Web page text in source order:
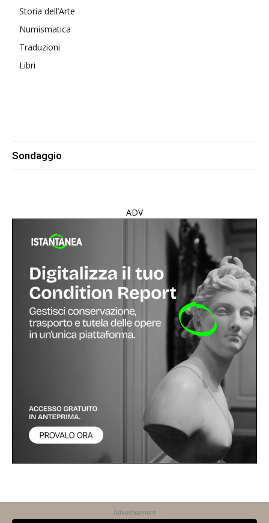
Storia dell’Arte
Numismatica
Traduzioni
Libri
Sondaggio
ADV
Advertisement